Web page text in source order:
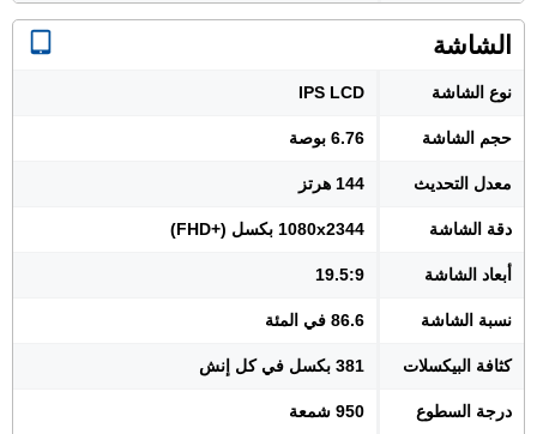
الشاشة
نوع الشاشة IPS LCD
حجم الشاشة 6.76 بوصة
معدل التحديث 144 هرتز
دقة الشاشة 1080x2344 بكسل (+FHD)
أبعاد الشاشة 19.5:9
نسبة الشاشة 86.6 في المئة
كثافة البيكسلات 381 بكسل في كل إنش
درجة السطوع 950 شمعة